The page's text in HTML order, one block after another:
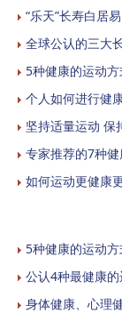
“乐天”长寿白居易
全球公认的三大
5种健康的运动
个人如何进行健
坚持适量运动 保
专家推荐的7种
如何运动更健康
5种健康的运动
公认4种最健康
身体健康、心理